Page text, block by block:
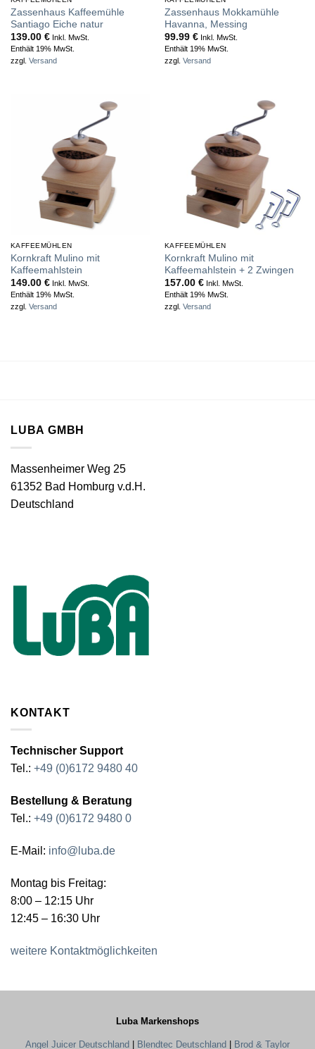
Zassenhaus Kaffeemühle
Santiago Eiche natur
139.00 €Inkl. MwSt.
Enthält 19% MwSt.
zzgl. Versand
Zassenhaus Mokkamühle
Havanna, Messing
99.99 €Inkl. MwSt.
Enthält 19% MwSt.
zzgl. Versand
KAFFEEMÜHLEN
Kornkraft Mulino mit
Kaffeemahlstein
149.00 €Inkl. MwSt.
Enthält 19% MwSt.
zzgl. Versand
KAFFEEMÜHLEN
Kornkraft Mulino mit
Kaffeemahlstein + 2 Zwingen
157.00 €Inkl. MwSt.
Enthält 19% MwSt.
zzgl. Versand
LUBA GMBH
Massenheimer Weg 25
61352 Bad Homburg v.d.H.
Deutschland
KONTAKT
Technischer Support
Tel.: +49 (0)6172 9480 40
Bestellung & Beratung
Tel.: +49 (0)6172 9480 0
E-Mail: info@luba.de
Montag bis Freitag:
8:00 – 12:15 Uhr
12:45 – 16:30 Uhr
weitere Kontaktmöglichkeiten
Luba Markenshops
Angel Juicer Deutschland Blendtec Deutschland Brod & Taylor